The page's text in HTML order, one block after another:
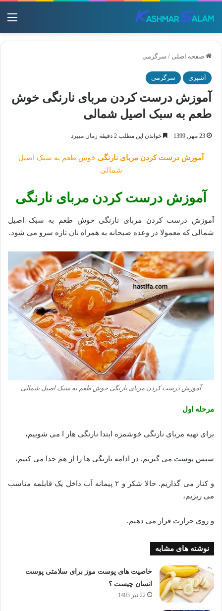
صفحه اصلی / سرگرمی
آشپزی سرگرمی
آموزش درست کردن مربای نارنگی خوش
طعم به سبک اصیل شمالی
23 مهر, 1399 خواندن این مطلب 2 دقیقه زمان میبرد
آموزش درست کردن مربای نارنگی خوش طعم به سبک اصیل
شمالی
آموزش درست کردن مربای نارنگی
آموزش درست کردن مربای نارنگی خوش طعم به سبک اصیل
شمالی که معمولا در وعده صبحانه به همراه نان تازه سرو می شود.
آموزش درست کردن مربای نارنگی خوش طعم به سبک اصیل شمالی
مرحله اول
برای تهیه مربای نارنگی خوشمزه ابتدا نارنگی هار ا می شوییم،
سپس پوست می گیریم. در ادامه نارنگی ها را از هم جدا می کنیم،
و کنار می گذاریم. حالا شکر و ۲ پیمانه آب داخل یک قابلمه مناسب
می ریزیم،
و روی حرارت قرار می دهیم.
نوشته های مشابه
خاصیت های پوست موز برای سلامتی پوست
انسان چیست ؟
22 تیر 1403